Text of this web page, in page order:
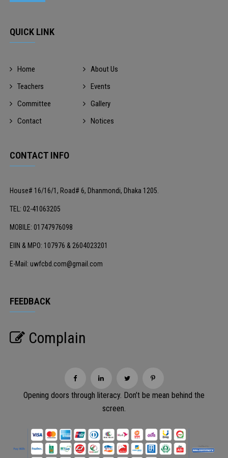
QUICK LINK
Home
About Us
Teachers
Events
Committee
Gallery
Contact
Notices
CONTACT INFO
House# 16/16/1, Road# 6, Dhanmondi, Dhaka 1205.
TEL: 02-41063205
MOBILE: 01747976098
EIIN & MPO: 107976 & 2604023201
E-Mail: uwfcbd.com@gmail.com
FEEDBACK
Complain
Opening doors through literacy. Don’t be mean behind the
screen.